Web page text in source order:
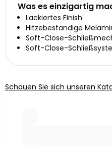
Was es einzigartig
Lackiertes Finish
Hitzebeständige
Soft-Close-
Soft-Close-
Schauen Sie sich unseren